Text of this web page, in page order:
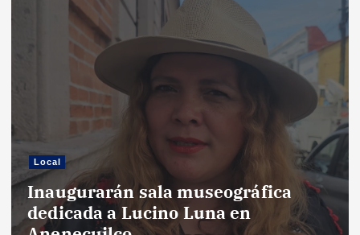
Local
Inaugurarán sala museográfica
dedicada a Lucino Luna en